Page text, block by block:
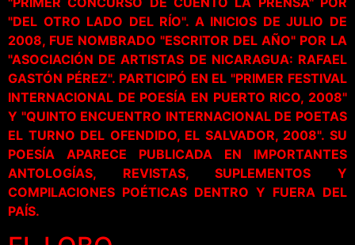
"DEL OTRO LADO DEL RÍO". A INICIOS DE JULIO DE
2008, FUE NOMBRADO "ESCRITOR DEL AÑO" POR LA
"ASOCIACIÓN DE ARTISTAS DE NICARAGUA: RAFAEL
GASTÓN PÉREZ". PARTICIPÓ EN EL "PRIMER FESTIVAL
INTERNACIONAL DE POESÍA EN PUERTO RICO, 2008"
Y "QUINTO ENCUENTRO INTERNACIONAL DE POETAS
EL TURNO DEL OFENDIDO, EL SALVADOR, 2008". SU
POESÍA APARECE PUBLICADA EN IMPORTANTES
ANTOLOGÍAS, REVISTAS, SUPLEMENTOS Y
COMPILACIONES POÉTICAS DENTRO Y FUERA DEL
PAÍS.